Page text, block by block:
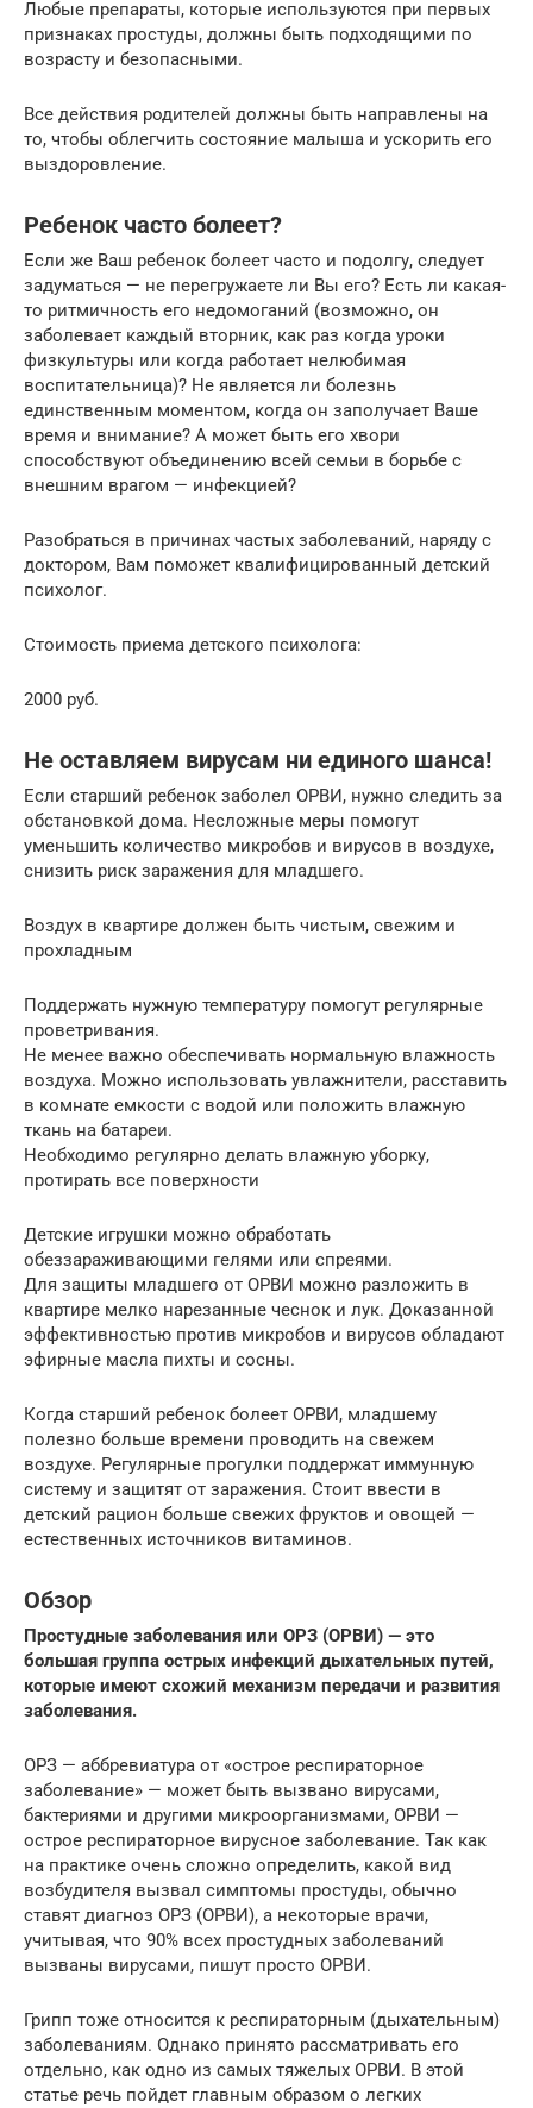
Любые препараты, которые используются при первых
признаках простуды, должны быть подходящими по
возрасту и безопасными.
Все действия родителей должны быть направлены на
то, чтобы облегчить состояние малыша и ускорить его
выздоровление.
Ребенок часто болеет?
Если же Ваш ребенок болеет часто и подолгу, следует
задуматься — не перегружаете ли Вы его? Есть ли какая-
то ритмичность его недомоганий (возможно, он
заболевает каждый вторник, как раз когда уроки
физкультуры или когда работает нелюбимая
воспитательница)? Не является ли болезнь
единственным моментом, когда он заполучает Ваше
время и внимание? А может быть его хвори
способствуют объединению всей семьи в борьбе с
внешним врагом — инфекцией?
Разобраться в причинах частых заболеваний, наряду с
доктором, Вам поможет квалифицированный детский
психолог.
Стоимость приема детского психолога:
2000 руб.
Не оставляем вирусам ни единого шанса!
Если старший ребенок заболел ОРВИ, нужно следить за
обстановкой дома. Несложные меры помогут
уменьшить количество микробов и вирусов в воздухе,
снизить риск заражения для младшего.
Воздух в квартире должен быть чистым, свежим и
прохладным
Поддержать нужную температуру помогут регулярные
проветривания.
Не менее важно обеспечивать нормальную влажность
воздуха. Можно использовать увлажнители, расставить
в комнате емкости с водой или положить влажную
ткань на батареи.
Необходимо регулярно делать влажную уборку,
протирать все поверхности
Детские игрушки можно обработать
обеззараживающими гелями или спреями.
Для защиты младшего от ОРВИ можно разложить в
квартире мелко нарезанные чеснок и лук. Доказанной
эффективностью против микробов и вирусов обладают
эфирные масла пихты и сосны.
Когда старший ребенок болеет ОРВИ, младшему
полезно больше времени проводить на свежем
воздухе. Регулярные прогулки поддержат иммунную
систему и защитят от заражения. Стоит ввести в
детский рацион больше свежих фруктов и овощей —
естественных источников витаминов.
Обзор
Простудные заболевания или ОРЗ (ОРВИ) — это
большая группа острых инфекций дыхательных путей,
которые имеют схожий механизм передачи и развития
заболевания.
ОРЗ — аббревиатура от «острое респираторное
заболевание» — может быть вызвано вирусами,
бактериями и другими микроорганизмами, ОРВИ —
острое респираторное вирусное заболевание. Так как
на практике очень сложно определить, какой вид
возбудителя вызвал симптомы простуды, обычно
ставят диагноз ОРЗ (ОРВИ), а некоторые врачи,
учитывая, что 90% всех простудных заболеваний
вызваны вирусами, пишут просто ОРВИ.
Грипп тоже относится к респираторным (дыхательным)
заболеваниям. Однако принято рассматривать его
отдельно, как одно из самых тяжелых ОРВИ. В этой
статье речь пойдет главным образом о легких